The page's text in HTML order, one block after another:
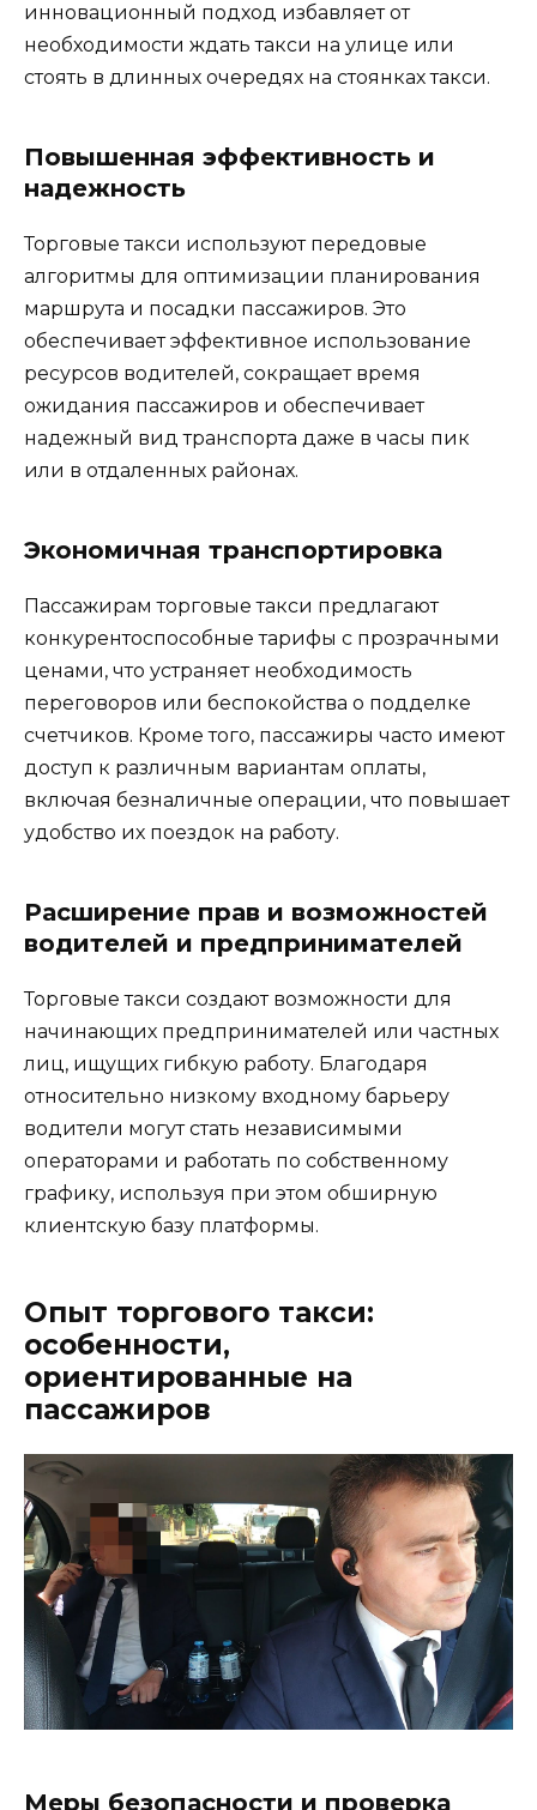
инновационный подход избавляет от
необходимости ждать такси на улице или
стоять в длинных очередях на стоянках такси.
Повышенная эффективность и
надежность
Торговые такси используют передовые
алгоритмы для оптимизации планирования
маршрута и посадки пассажиров. Это
обеспечивает эффективное использование
ресурсов водителей, сокращает время
ожидания пассажиров и обеспечивает
надежный вид транспорта даже в часы пик
или в отдаленных районах.
Экономичная транспортировка
Пассажирам торговые такси предлагают
конкурентоспособные тарифы с прозрачными
ценами, что устраняет необходимость
переговоров или беспокойства о подделке
счетчиков. Кроме того, пассажиры часто имеют
доступ к различным вариантам оплаты,
включая безналичные операции, что повышает
удобство их поездок на работу.
Расширение прав и возможностей
водителей и предпринимателей
Торговые такси создают возможности для
начинающих предпринимателей или частных
лиц, ищущих гибкую работу. Благодаря
относительно низкому входному барьеру
водители могут стать независимыми
операторами и работать по собственному
графику, используя при этом обширную
клиентскую базу платформы.
Опыт торгового такси:
особенности,
ориентированные на
пассажиров
Меры безопасности и проверка